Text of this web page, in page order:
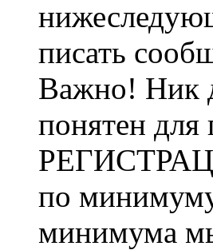
писать
Важно! Ник
понятен
по
минимума